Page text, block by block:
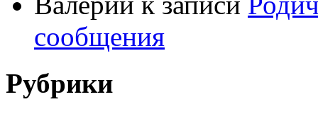
сообщения
Рубрики